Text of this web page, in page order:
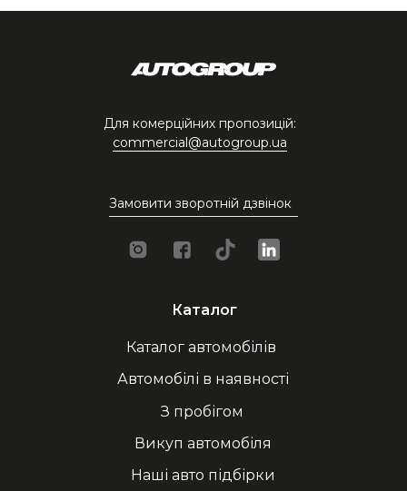
Замовити зворотній дзвінок
Каталог автомобілів
З пробігом
Автомобілі в наявності
Викуп автомобіля
Наші авто підбірки
Каталог
Для комерційних пропозицій:
commercial@autogroup.ua